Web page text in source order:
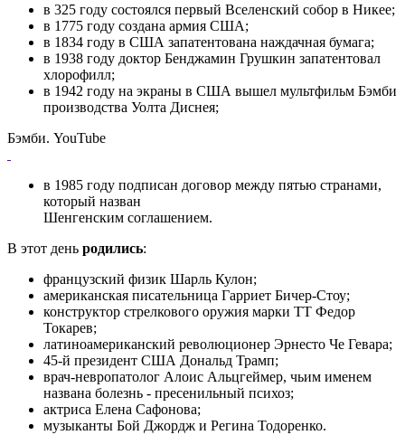
в 325 году состоялся первый Вселенский собор в Никее;
в 1775 году создана армия США;
в 1834 году в США запатентована наждачная бумага;
в 1938 году доктор Бенджамин Грушкин запатентовал
хлорофилл;
в 1942 году на экраны в США вышел мультфильм Бэмби
производства Уолта Диснея;
Бэмби. YouTube
в 1985 году подписан договор между пятью странами,
который назван
Шенгенским соглашением.
В этот день родились:
французский физик Шарль Кулон;
американская писательница Гарриет Бичер-Стоу;
конструктор стрелкового оружия марки ТТ Федор
Токарев;
латиноамериканский революционер Эрнесто Че Гевара;
45-й президент США Дональд Трамп;
врач-невропатолог Алоис Альцгеймер, чьим именем
названа болезнь - пресенильный психоз;
актриса Елена Сафонова;
музыканты Бой Джордж и Регина Тодоренко.